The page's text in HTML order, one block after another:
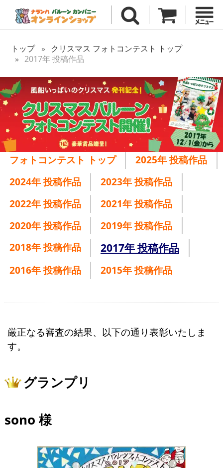
トップ
クリスマス フォトコンテスト トップ
2017年 投稿作品
フォトコンテスト トップ
2025年 投稿作品
2024年 投稿作品
2023年 投稿作品
2022年 投稿作品
2021年 投稿作品
2020年 投稿作品
2019年 投稿作品
2018年 投稿作品
2017年 投稿作品
2016年 投稿作品 2015年 投稿作品
厳正なる審査の結果、以下の通り表彰いたしま
す。
グランプリ
sono 様